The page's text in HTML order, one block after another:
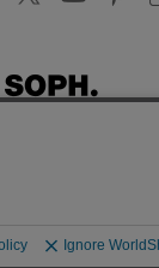
を提供するため、
詳しくは
プラ